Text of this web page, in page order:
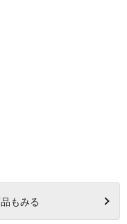
もみる